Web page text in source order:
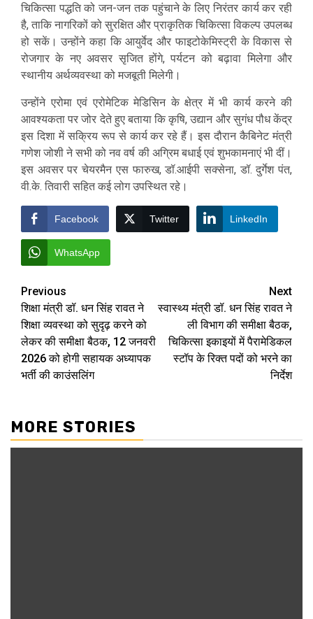
चिकित्सा पद्धति को जन-जन तक पहुंचाने के लिए निरंतर कार्य कर रही
है, ताकि नागरिकों को सुरक्षित और प्राकृतिक चिकित्सा विकल्प उपलब्ध
हो सकें। उन्होंने कहा कि आयुर्वेद और फाइटोकेमिस्ट्री के विकास से
रोजगार के नए अवसर सृजित होंगे, पर्यटन को बढ़ावा मिलेगा और
स्थानीय अर्थव्यवस्था को मजबूती मिलेगी।
उन्होंने एरोमा एवं एरोमेटिक मेडिसिन के क्षेत्र में भी कार्य करने की
आवश्यकता पर जोर देते हुए बताया कि कृषि, उद्यान और सुगंध पौध केंद्र
इस दिशा में सक्रिय रूप से कार्य कर रहे हैं। इस दौरान कैबिनेट मंत्री
गणेश जोशी ने सभी को नव वर्ष की अग्रिम बधाई एवं शुभकामनाएं भी दीं।
इस अवसर पर चेयरमैन एस फारुख, डॉ.आईपी सक्सेना, डॉ. दुर्गेश पंत,
वी.के. तिवारी सहित कई लोग उपस्थित रहे।
Facebook Twitter LinkedIn
WhatsApp
Post
navigation
Previous
शिक्षा मंत्री डॉ. धन सिंह रावत ने
शिक्षा व्यवस्था को सुदृढ़ करने को
लेकर की समीक्षा बैठक, 12 जनवरी
2026 को होगी सहायक अध्यापक
भर्ती की काउंसलिंग
Next
स्वास्थ्य मंत्री डॉ. धन सिंह रावत ने
ली विभाग की समीक्षा बैठक,
चिकित्सा इकाइयों में पैरामेडिकल
स्टॉप के रिक्त पदों को भरने का
निर्देश
MORE STORIES